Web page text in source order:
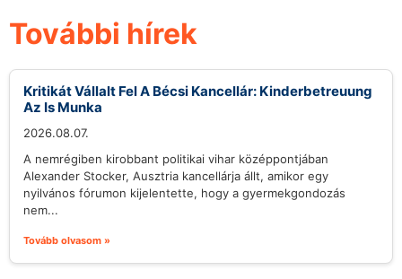
További hírek
Kritikát Vállalt Fel A Bécsi Kancellár: Kinderbetreuung
Az Is Munka
2026.08.07.
A nemrégiben kirobbant politikai vihar középpontjában
Alexander Stocker, Ausztria kancellárja állt, amikor egy
nyilvános fórumon kijelentette, hogy a gyermekgondozás
nem...
Tovább olvasom »